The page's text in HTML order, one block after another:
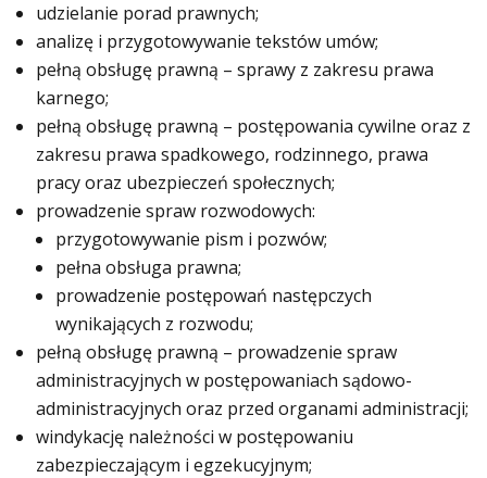
udzielanie porad prawnych;
analizę i przygotowywanie tekstów umów;
pełną obsługę prawną – sprawy z zakresu prawa
karnego;
pełną obsługę prawną – postępowania cywilne oraz z
zakresu prawa spadkowego, rodzinnego, prawa
pracy oraz ubezpieczeń społecznych;
prowadzenie spraw rozwodowych:
przygotowywanie pism i pozwów;
pełna obsługa prawna;
prowadzenie postępowań następczych
wynikających z rozwodu;
pełną obsługę prawną – prowadzenie spraw
administracyjnych w postępowaniach sądowo-
administracyjnych oraz przed organami administracji;
windykację należności w postępowaniu
zabezpieczającym i egzekucyjnym;